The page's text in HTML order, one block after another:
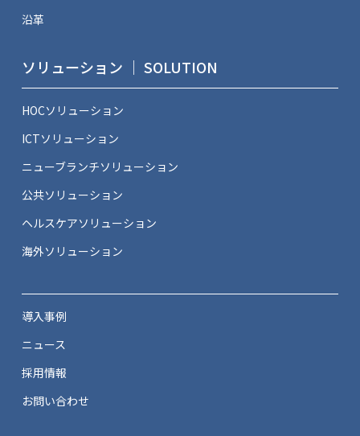
沿革
ソリューション ｜ SOLUTION
HOCソリューション
ICTソリューション
ニューブランチソリューション
公共ソリューション
ヘルスケアソリューション
海外ソリューション
導入事例
ニュース
採用情報
お問い合わせ